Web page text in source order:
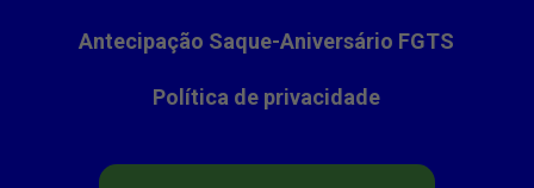
Antecipação Saque-Aniversário FGTS
Política de privacidade